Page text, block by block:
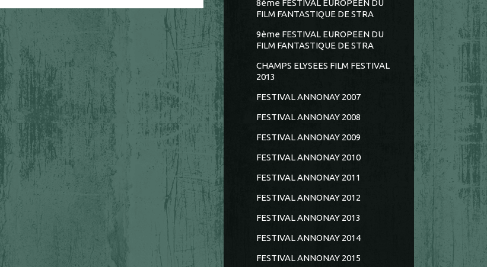
8ème FESTIVAL EUROPÉEN DU
FILM FANTASTIQUE DE STRA
9ème FESTIVAL EUROPEEN DU
FILM FANTASTIQUE DE STRA
CHAMPS ELYSEES FILM FESTIVAL
2013
FESTIVAL ANNONAY 2007
FESTIVAL ANNONAY 2008
FESTIVAL ANNONAY 2009
FESTIVAL ANNONAY 2010
FESTIVAL ANNONAY 2011
FESTIVAL ANNONAY 2012
FESTIVAL ANNONAY 2013
FESTIVAL ANNONAY 2014
FESTIVAL ANNONAY 2015